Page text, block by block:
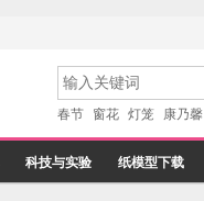
春节 窗花 灯笼 康乃馨
科技与实验 纸模型下载